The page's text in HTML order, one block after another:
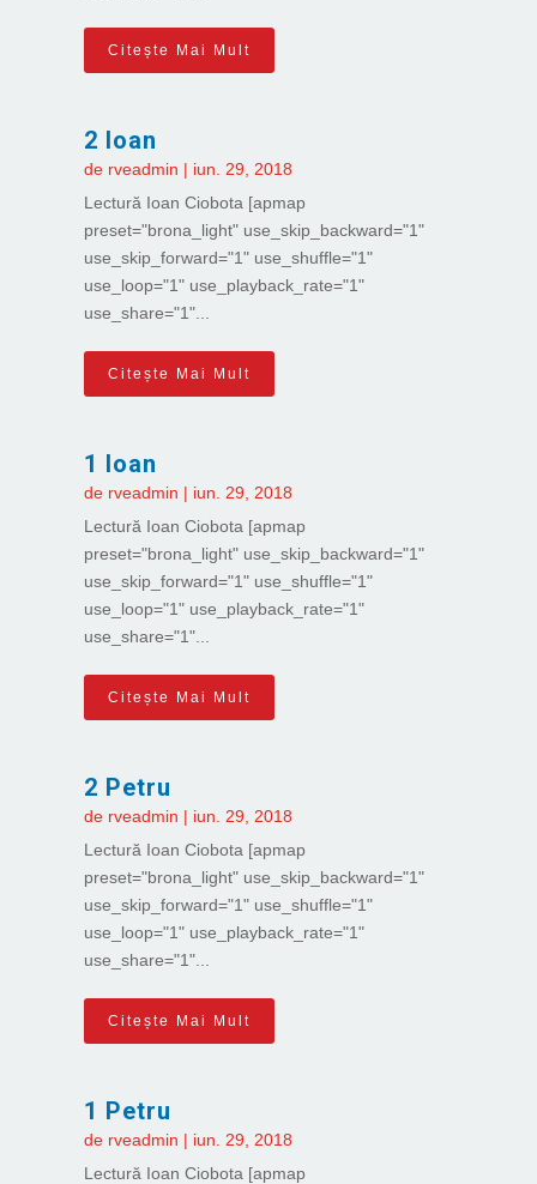
Citește Mai Mult
2 Ioan
de rveadmin | iun. 29, 2018
Lectură Ioan Ciobota [apmap
preset="brona_light" use_skip_backward="1"
use_skip_forward="1" use_shuffle="1"
use_loop="1" use_playback_rate="1"
use_share="1"...
Citește Mai Mult
1 Ioan
de rveadmin | iun. 29, 2018
Lectură Ioan Ciobota [apmap
preset="brona_light" use_skip_backward="1"
use_skip_forward="1" use_shuffle="1"
use_loop="1" use_playback_rate="1"
use_share="1"...
Citește Mai Mult
2 Petru
de rveadmin | iun. 29, 2018
Lectură Ioan Ciobota [apmap
preset="brona_light" use_skip_backward="1"
use_skip_forward="1" use_shuffle="1"
use_loop="1" use_playback_rate="1"
use_share="1"...
Citește Mai Mult
1 Petru
de rveadmin | iun. 29, 2018
Lectură Ioan Ciobota [apmap